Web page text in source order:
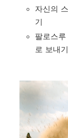
자신의
기
팔로스
로 보내기